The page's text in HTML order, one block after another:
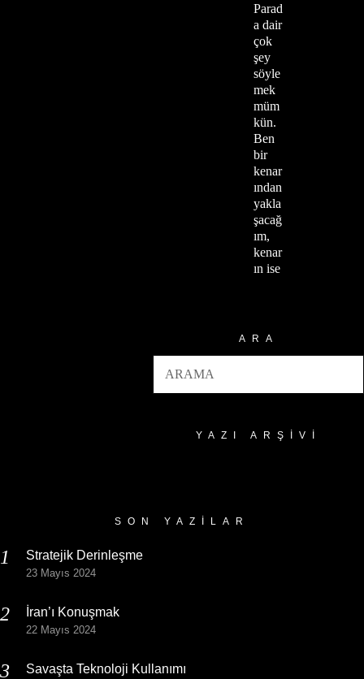
Parad
a dair
çok
şey
söyle
mek
müm
kün.
Ben
bir
kenar
ından
yakla
şacağ
ım,
kenar
ın ise
ARA
YAZI ARŞIVI
SON YAZILAR
Stratejik Derinleşme
23 Mayıs 2024
İran’ı Konuşmak
22 Mayıs 2024
Savaşta Teknoloji Kullanımı